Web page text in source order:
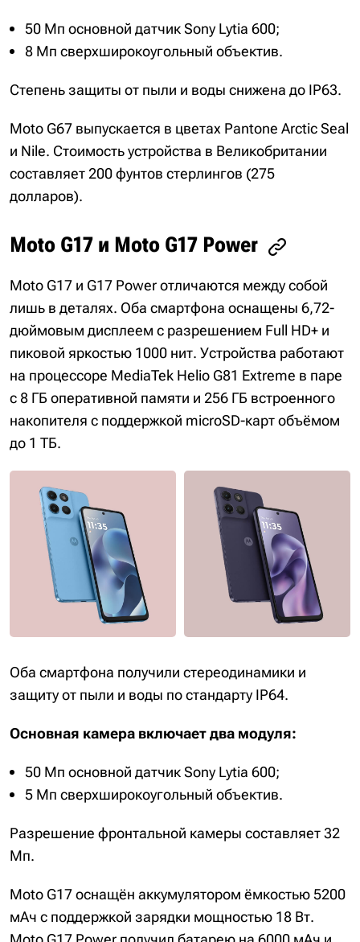
50 Мп основной датчик Sony Lytia 600;
8 Мп сверхширокоугольный объектив.
Степень защиты от пыли и воды снижена до IP63.
Moto G67 выпускается в цветах Pantone Arctic Seal
и Nile. Стоимость устройства в Великобритании
составляет 200 фунтов стерлингов (275
долларов).
Moto G17 и Moto G17 Power
Moto G17 и G17 Power отличаются между собой
лишь в деталях. Оба смартфона оснащены 6,72-
дюймовым дисплеем с разрешением Full HD+ и
пиковой яркостью 1000 нит. Устройства работают
на процессоре MediaTek Helio G81 Extreme в паре
с 8 ГБ оперативной памяти и 256 ГБ встроенного
накопителя с поддержкой microSD-карт объёмом
до 1 ТБ.
Оба смартфона получили стереодинамики и
защиту от пыли и воды по стандарту IP64.
Основная камера включает два модуля:
50 Мп основной датчик Sony Lytia 600;
5 Мп сверхширокоугольный объектив.
Разрешение фронтальной камеры составляет 32
Мп.
Moto G17 оснащён аккумулятором ёмкостью 5200
мАч с поддержкой зарядки мощностью 18 Вт.